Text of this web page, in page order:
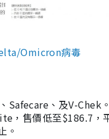
Omicron病毒
Safecare、及V-Chek
，售價低至$186.7，
。